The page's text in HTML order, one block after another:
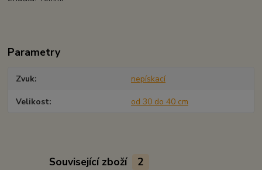
Parametry
Zvuk nepískací
Velikost od 30 do 40 cm
Související zboží 2